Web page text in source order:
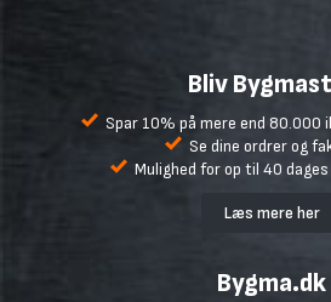
Bliv
Spar 10% på mere end 80.000
Se dine ordrer og
Mulighed for op til 40
Læs mere her
Bygma.dk